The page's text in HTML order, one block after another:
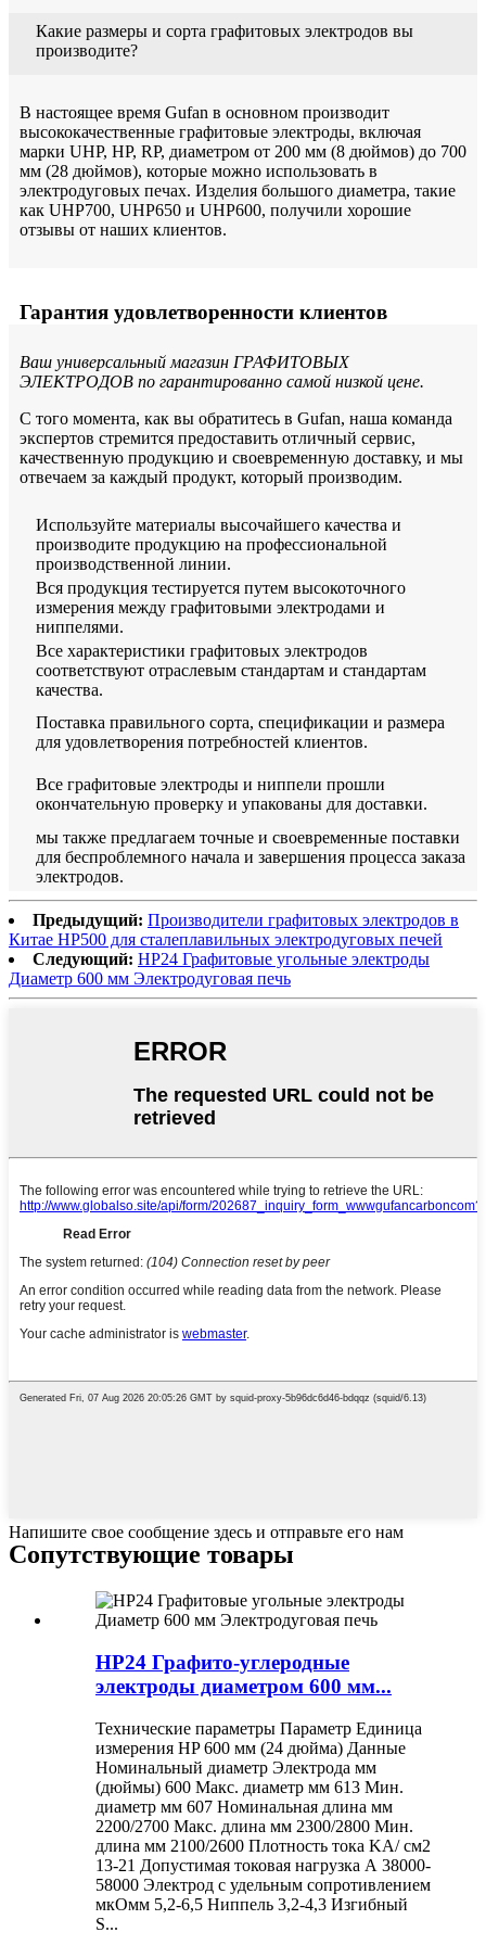
Какие размеры и сорта графитовых электродов вы
производите?
В настоящее время Gufan в основном производит
высококачественные графитовые электроды, включая
марки UHP, HP, RP, диаметром от 200 мм (8 дюймов) до 700
мм (28 дюймов), которые можно использовать в
электродуговых печах. Изделия большого диаметра, такие
как UHP700, UHP650 и UHP600, получили хорошие
отзывы от наших клиентов.
Гарантия удовлетворенности клиентов
Ваш универсальный магазин ГРАФИТОВЫХ
ЭЛЕКТРОДОВ по гарантированно самой низкой цене.
С того момента, как вы обратитесь в Gufan, наша команда
экспертов стремится предоставить отличный сервис,
качественную продукцию и своевременную доставку, и мы
отвечаем за каждый продукт, который производим.
Используйте материалы высочайшего качества и
производите продукцию на профессиональной
производственной линии.
Вся продукция тестируется путем высокоточного
измерения между графитовыми электродами и
ниппелями.
Все характеристики графитовых электродов
соответствуют отраслевым стандартам и стандартам
качества.
Поставка правильного сорта, спецификации и размера
для удовлетворения потребностей клиентов.
Все графитовые электроды и ниппели прошли
окончательную проверку и упакованы для доставки.
мы также предлагаем точные и своевременные поставки
для беспроблемного начала и завершения процесса заказа
электродов.
Предыдущий: Производители графитовых электродов в
Китае HP500 для сталеплавильных электродуговых печей
Следующий: HP24 Графитовые угольные электроды
Диаметр 600 мм Электродуговая печь
Напишите свое сообщение здесь и отправьте его нам
Сопутствующие товары
HP24 Графито-углеродные
электроды диаметром 600 мм...
Технические параметры Параметр Единица
измерения HP 600 мм (24 дюйма) Данные
Номинальный диаметр Электрода мм
(дюймы) 600 Макс. диаметр мм 613 Мин.
диаметр мм 607 Номинальная длина мм
2200/2700 Макс. длина мм 2300/2800 Мин.
длина мм 2100/2600 Плотность тока KA/ см2
13-21 Допустимая токовая нагрузка А 38000-
58000 Электрод с удельным сопротивлением
мкОмм 5,2-6,5 Ниппель 3,2-4,3 Изгибный
S...